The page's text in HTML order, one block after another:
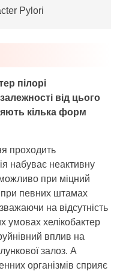
Pylori
пілорі
від цього
кілька форм
проходить
набуває неактивну
при міцний
при певних штамах
на відсутність
умовах хелікобактер
вплив на
залоз. А
організмів сприяє